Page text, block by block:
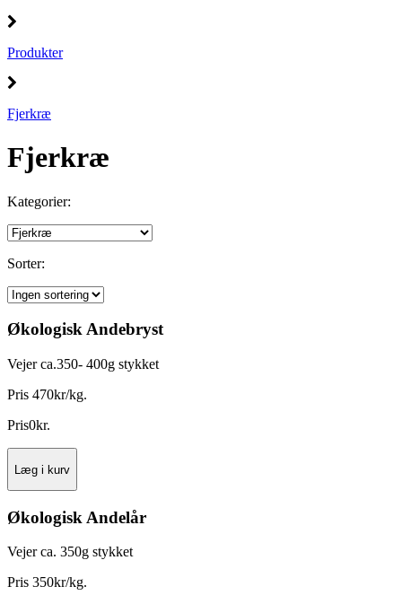
Produkter
Fjerkræ
Fjerkræ
Kategorier:
Sorter:
Økologisk Andebryst
Vejer ca.350- 400g stykket
Pris 470kr/kg.
Pris0kr.
Læg i kurv
Økologisk Andelår
Vejer ca. 350g stykket
Pris 350kr/kg.